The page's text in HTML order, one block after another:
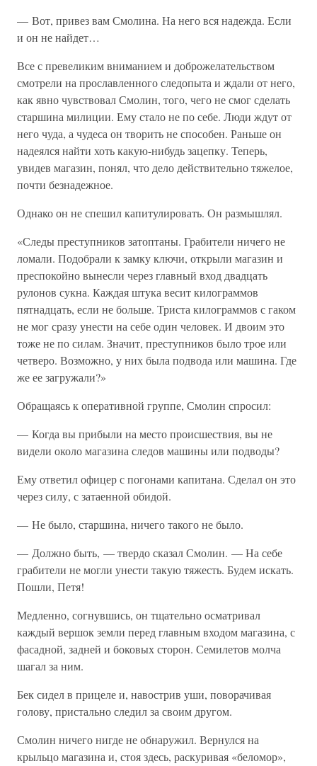
— Вот, привез вам Смолина. На него вся надежда. Если
и он не найдет…
Все с превеликим вниманием и доброжелательством
смотрели на прославленного следопыта и ждали от него,
как явно чувствовал Смолин, того, чего не смог сделать
старшина милиции. Ему стало не по себе. Люди ждут от
него чуда, а чудеса он творить не способен. Раньше он
надеялся найти хоть какую-нибудь зацепку. Теперь,
увидев магазин, понял, что дело действительно тяжелое,
почти безнадежное.
Однако он не спешил капитулировать. Он размышлял.
«Следы преступников затоптаны. Грабители ничего не
ломали. Подобрали к замку ключи, открыли магазин и
преспокойно вынесли через главный вход двадцать
рулонов сукна. Каждая штука весит килограммов
пятнадцать, если не больше. Триста килограммов с гаком
не мог сразу унести на себе один человек. И двоим это
тоже не по силам. Значит, преступников было трое или
четверо. Возможно, у них была подвода или машина. Где
же ее загружали?»
Обращаясь к оперативной группе, Смолин спросил:
— Когда вы прибыли на место происшествия, вы не
видели около магазина следов машины или подводы?
Ему ответил офицер с погонами капитана. Сделал он это
через силу, с затаенной обидой.
— Не было, старшина, ничего такого не было.
— Должно быть, — твердо сказал Смолин. — На себе
грабители не могли унести такую тяжесть. Будем искать.
Пошли, Петя!
Медленно, согнувшись, он тщательно осматривал
каждый вершок земли перед главным входом магазина, с
фасадной, задней и боковых сторон. Семилетов молча
шагал за ним.
Бек сидел в прицеле и, навострив уши, поворачивая
голову, пристально следил за своим другом.
Смолин ничего нигде не обнаружил. Вернулся на
крыльцо магазина и, стоя здесь, раскуривая «беломор»,